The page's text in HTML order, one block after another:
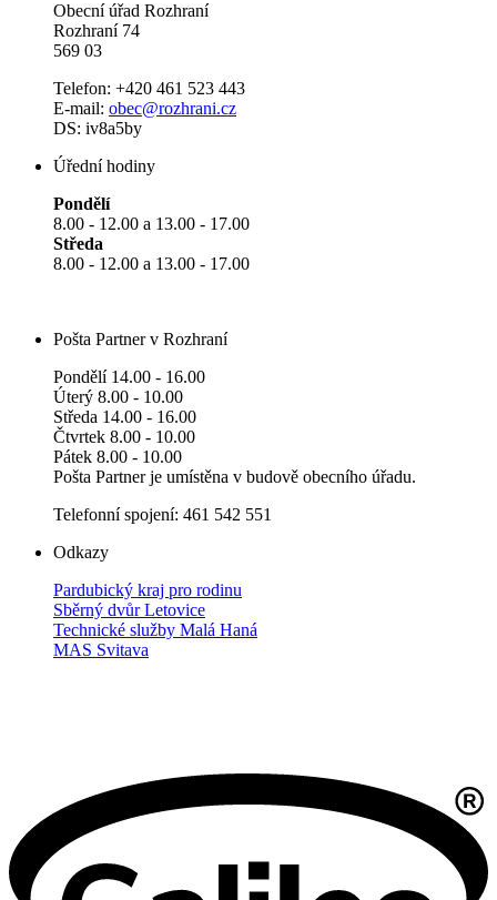
Obecní úřad Rozhraní
Rozhraní 74
569 03
Telefon: +420 461 523 443
E-mail: obec@rozhrani.cz
DS: iv8a5by
Úřední hodiny
Pondělí
8.00 - 12.00 a 13.00 - 17.00
Středa
8.00 - 12.00 a 13.00 - 17.00
Pošta Partner v Rozhraní
Pondělí 14.00 - 16.00
Úterý 8.00 - 10.00
Středa 14.00 - 16.00
Čtvrtek 8.00 - 10.00
Pátek 8.00 - 10.00
Pošta Partner je umístěna v budově obecního úřadu.
Telefonní spojení: 461 542 551
Odkazy
Pardubický kraj pro rodinu
Sběrný dvůr Letovice
Technické služby Malá Haná
MAS Svitava